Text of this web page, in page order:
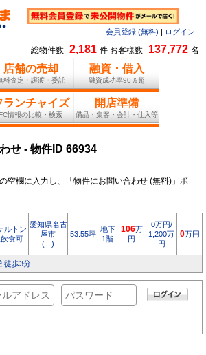
会員登録 (無料) ログイン
総物件数 2,181 件 お客様数 137,772 名
店舗の売却
料査定・譲渡・委託
融資・借入
融資成功率90％超
ランチャイズ
FC情報の比較・検索
開店準備
備品・集客・会計・仕入等
せ - 物件ID 66934
空欄に入力し、「物件にお問い合わせ (無料)」ボ
ルトン
食可
愛知県名古
屋市
( - )
53.55坪
地下
1階
106万
円
0万円/
1,200万
円
0万円
徒歩3分